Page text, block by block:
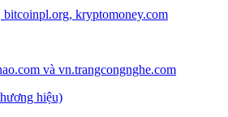
kryptomoney.com
và vn.trangcongnghe.com
hiệu)